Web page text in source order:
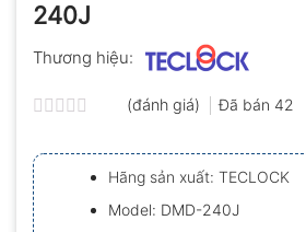
240J
Thương hiệu:
xếp
hạng
0.0
5
sao
(đánh giá) Đã bán 42
Hãng sản xuất: TECLOCK
Model: DMD-240J